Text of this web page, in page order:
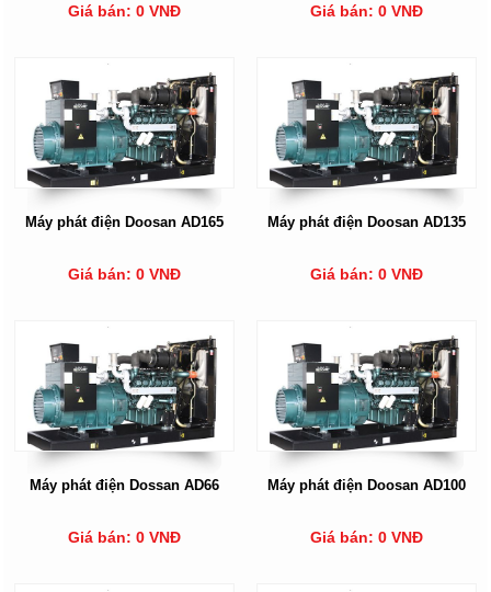
Giá bán: 0 VNĐ Giá bán: 0 VNĐ
Máy phát điện Doosan AD165
Giá bán: 0 VNĐ
Máy phát điện Doosan AD135
Giá bán: 0 VNĐ
Máy phát điện Dossan AD66
Giá bán: 0 VNĐ
Máy phát điện Doosan AD100
Giá bán: 0 VNĐ